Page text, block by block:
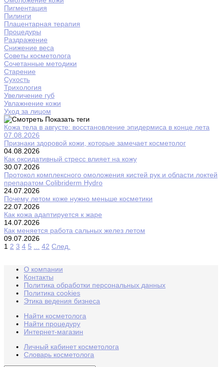
Пигментация
Пилинги
Плацентарная терапия
Процедуры
Раздражение
Снижение веса
Советы косметолога
Сочетанные методики
Старение
Сухость
Трихология
Увеличение губ
Увлажнение кожи
Уход за лицом
Показать теги
Кожа тела в августе: восстановление эпидермиса в конце лета
07.08.2026
Признаки здоровой кожи, которые замечает косметолог
04.08.2026
Как оксидативный стресс влияет на кожу
30.07.2026
Протокол комплексного омоложения кистей рук и области локтей
препаратом Colibriderm Hydro
24.07.2026
Почему летом коже нужно меньше косметики
22.07.2026
Как кожа адаптируется к жаре
14.07.2026
Как меняется работа сальных желез летом
09.07.2026
1 2 3 4 5 42 След.
О компании
Контакты
Политика обработки персональных данных
Политика cookies
Этика ведения бизнеса
Найти косметолога
Найти процедуру
Интернет-магазин
Личный кабинет косметолога
Словарь косметолога